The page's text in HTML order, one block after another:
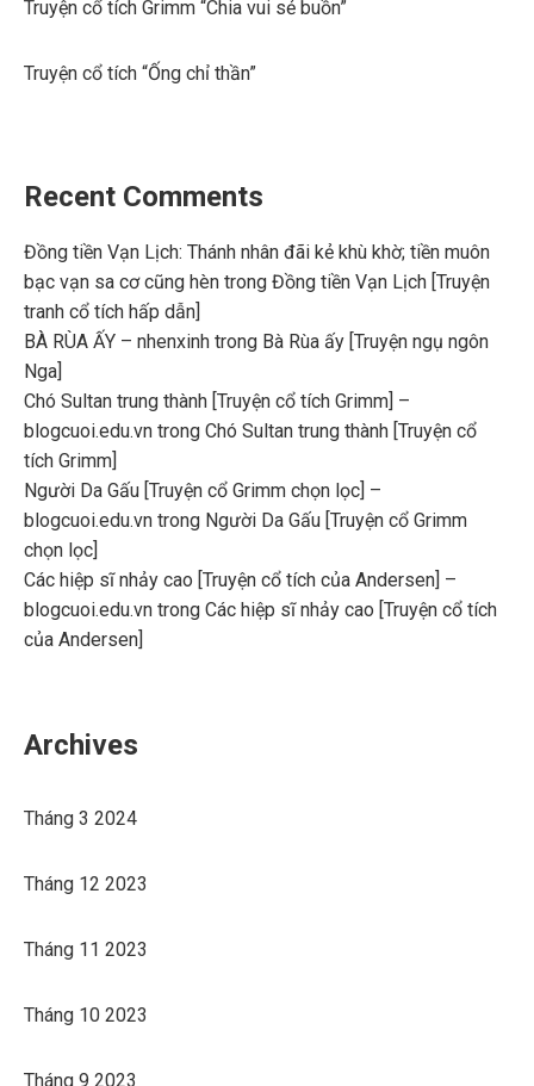
Truyện cổ tích Grimm “Chia vui sẻ buồn”
Truyện cổ tích “Ống chỉ thần”
Recent Comments
Đồng tiền Vạn Lịch: Thánh nhân đãi kẻ khù khờ; tiền muôn
bạc vạn sa cơ cũng hèn trong Đồng tiền Vạn Lịch [Truyện
tranh cổ tích hấp dẫn]
BÀ RÙA ẤY – nhenxinh trong Bà Rùa ấy [Truyện ngụ ngôn
Nga]
Chó Sultan trung thành [Truyện cổ tích Grimm] –
blogcuoi.edu.vn trong Chó Sultan trung thành [Truyện cổ
tích Grimm]
Người Da Gấu [Truyện cổ Grimm chọn lọc] –
blogcuoi.edu.vn trong Người Da Gấu [Truyện cổ Grimm
chọn lọc]
Các hiệp sĩ nhảy cao [Truyện cổ tích của Andersen] –
blogcuoi.edu.vn trong Các hiệp sĩ nhảy cao [Truyện cổ tích
của Andersen]
Archives
Tháng 3 2024
Tháng 12 2023
Tháng 11 2023
Tháng 10 2023
Tháng 9 2023